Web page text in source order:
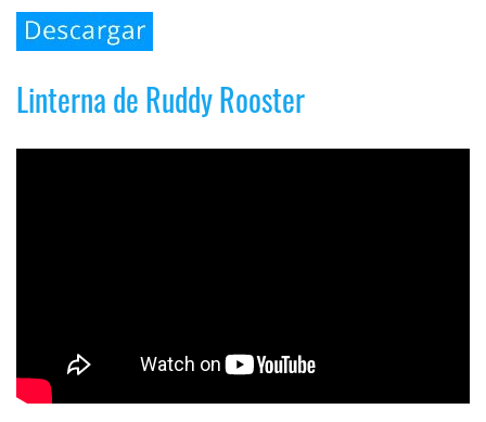
Linterna de Ruddy Rooster